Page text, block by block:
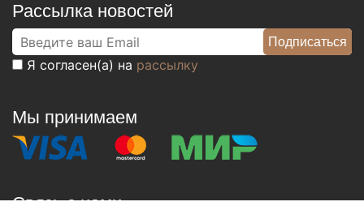
Рассылка новостей
Я согласен(а) на рассылку
Мы принимаем
Связь с нами